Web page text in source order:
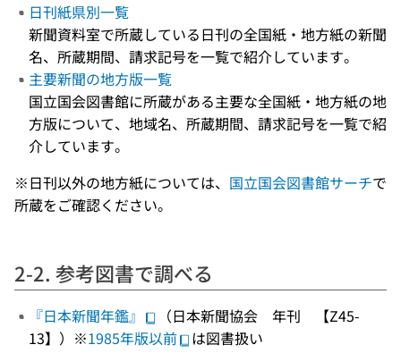
日刊紙県別一覧
新聞資料室で所蔵している日刊の全国紙・地方紙の新聞
名、所蔵期間、請求記号を一覧で紹介しています。
主要新聞の地方版一覧
国立国会図書館に所蔵がある主要な全国紙・地方紙の地
方版について、地域名、所蔵期間、請求記号を一覧で紹
介しています。
※日刊以外の地方紙については、 国立国会図書館サーチで
所蔵をご確認ください。
2-2. 参考図書で調べる
『日本新聞年鑑』
（日本新聞協会 年刊 【Z45-
13】）※1985年版以前
は図書扱い